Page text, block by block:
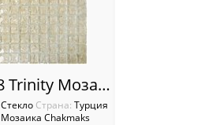
23×23×8 Trinity Мозаика Chakmaks
Стекло Cтрана: Турция
Мозаика Chakmaks